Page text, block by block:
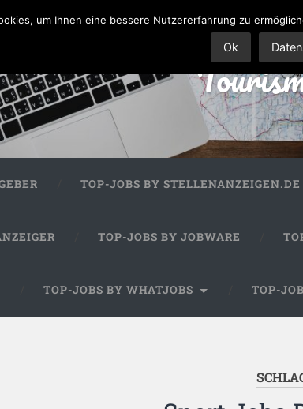
TOP-JOBS BY STELLENANZEIGEN.DE
TOP-JOBS BY JOBWARE
TOP-JOBS BY WHATJOBS TOP-
um Ihnen eine bessere Nutzererfahrung zu
Ok